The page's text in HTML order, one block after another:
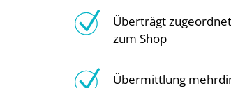
Überträgt
zum Shop
Übermittlung